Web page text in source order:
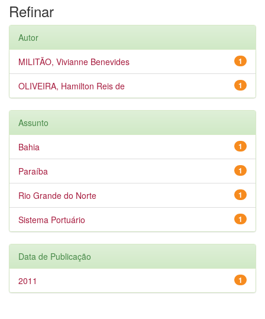
Refinar
Autor
1
MILITÃO, Vivianne Benevides
1
OLIVEIRA, Hamilton Reis de
Assunto
1
Bahia
1
Paraíba
1
Rio Grande do Norte
1
Sistema Portuário
Data de Publicação
1
2011